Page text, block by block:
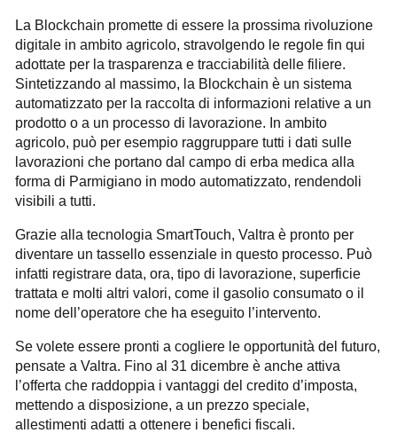
La Blockchain promette di essere la prossima rivoluzione
digitale in ambito agricolo, stravolgendo le regole fin qui
adottate per la trasparenza e tracciabilità delle filiere.
Sintetizzando al massimo, la Blockchain è un sistema
automatizzato per la raccolta di informazioni relative a un
prodotto o a un processo di lavorazione. In ambito
agricolo, può per esempio raggruppare tutti i dati sulle
lavorazioni che portano dal campo di erba medica alla
forma di Parmigiano in modo automatizzato, rendendoli
visibili a tutti.
Grazie alla tecnologia SmartTouch, Valtra è pronto per
diventare un tassello essenziale in questo processo. Può
infatti registrare data, ora, tipo di lavorazione, superficie
trattata e molti altri valori, come il gasolio consumato o il
nome dell’operatore che ha eseguito l’intervento.
Se volete essere pronti a cogliere le opportunità del futuro,
pensate a Valtra. Fino al 31 dicembre è anche attiva
l’offerta che raddoppia i vantaggi del credito d’imposta,
mettendo a disposizione, a un prezzo speciale,
allestimenti adatti a ottenere i benefici fiscali.